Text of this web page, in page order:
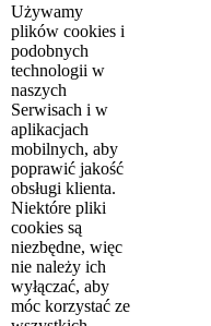
Używamy
plików cookies i
podobnych
technologii w
naszych
Serwisach i w
aplikacjach
mobilnych, aby
poprawić jakość
obsługi klienta.
Niektóre pliki
cookies są
niezbędne, więc
nie należy ich
wyłączać, aby
móc korzystać ze